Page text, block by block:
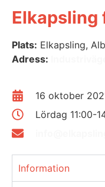
Elkapsling
Plats: Elkapsling,
Adress:
16 oktober
Lördag 11:00-
Information